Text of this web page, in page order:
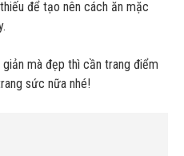
để tạo nên cách ăn mặc
mà đẹp thì cần trang điểm
sức nữa nhé!